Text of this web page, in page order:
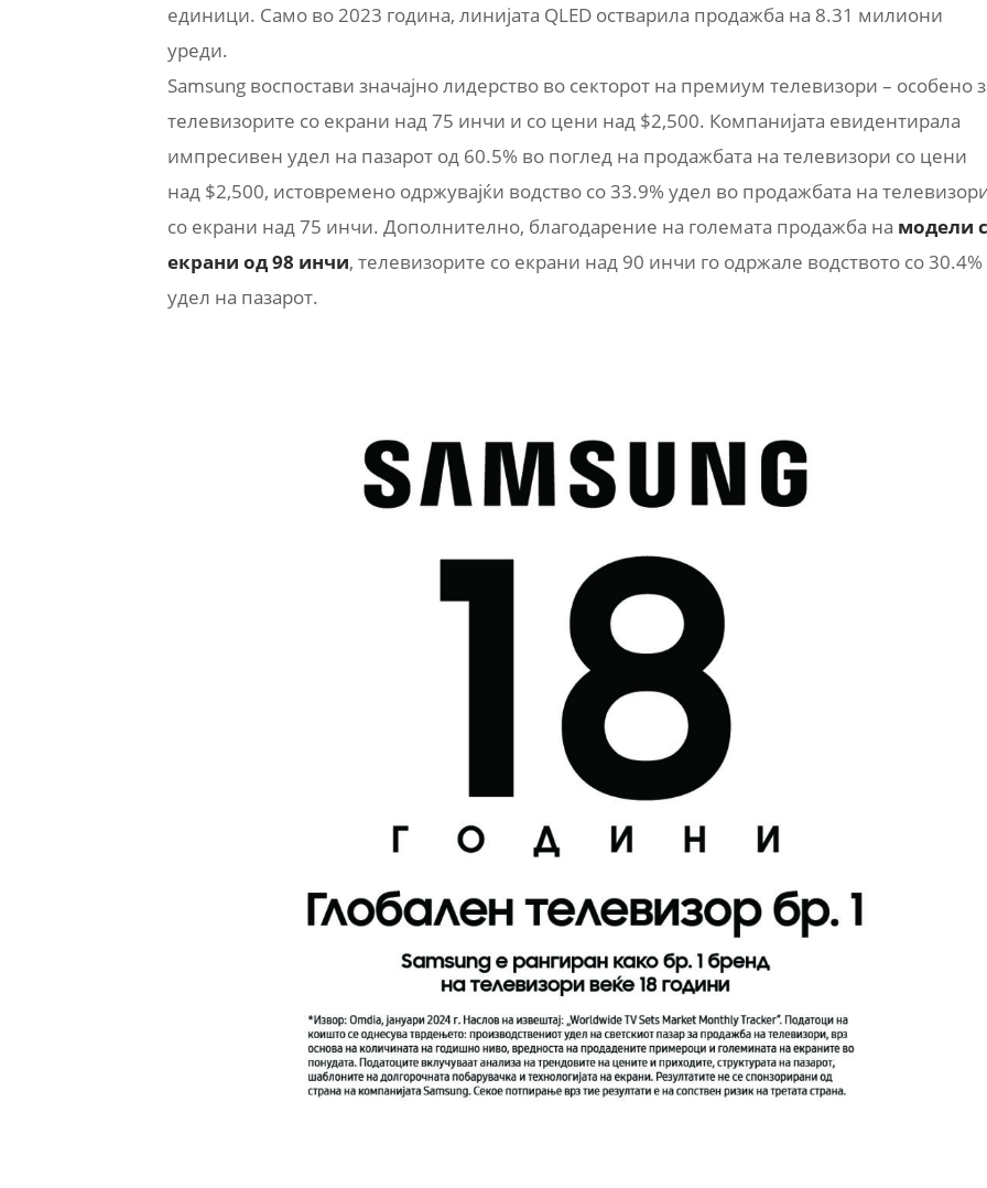
единици. Само во 2023 година, линијата QLED остварила продажба на 8.31 милиони
уреди.
Samsung воспостави значајно лидерство во секторот на премиум телевизори – особено
телевизорите со екрани над 75 инчи и со цени над $2,500. Компанијата евидентирала
импресивен удел на пазарот од 60.5% во поглед на продажбата на телевизори со цени
над $2,500, истовремено одржувајќи водство со 33.9% удел во продажбата на
со екрани над 75 инчи. Дополнително, благодарение на големата продажба на модели
екрани од 98 инчи, телевизорите со екрани над 90 инчи го одржале водството со 30.4%
удел на пазарот.